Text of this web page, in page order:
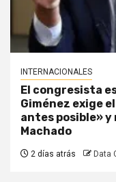
INTERNACIONALES
El congresista
Giménez exige
antes posible» y
Machado
2 días atrás Data